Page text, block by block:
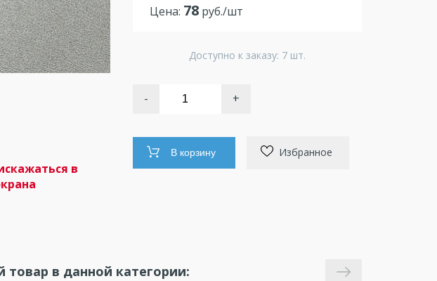
в
Цена: 78 руб./шт
Доступно к заказу: 7 шт.
- +
В корзину Избранное
в данной категории: